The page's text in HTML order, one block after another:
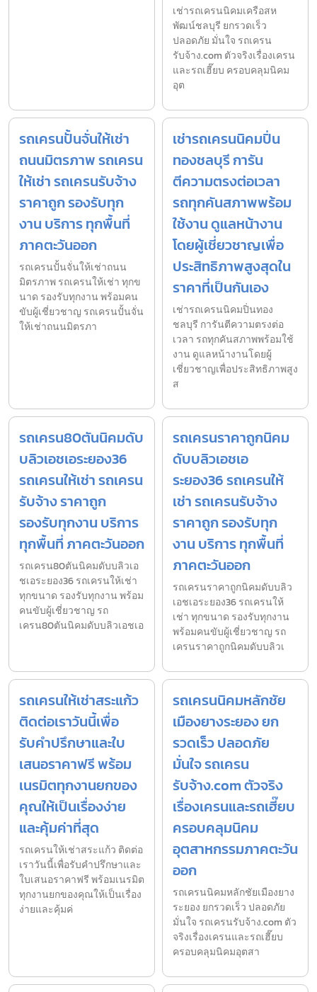
เช่ารถเครนนิคมเครือสห
พัฒน์ชลบุรี ยกรวดเร็ว
ปลอดภัย มั่นใจ รถเครน
รับจ้าง.com ตัวจริงเรื่องเครน
และรถเฮี๊ยบ ครอบคลุมนิคม
อุต
รถเครนปั้นจั่นให้เช่า
ถนนมิตรภาพ รถเครน
ให้เช่า รถเครนรับจ้าง
ราคาถูก รองรับทุก
งาน บริการ ทุกพื้นที่
ภาคตะวันออก
รถเครนปั้นจั่นให้เช่าถนน
มิตรภาพ รถเครนให้เช่า ทุกข
นาด รองรับทุกงาน พร้อมคน
ขับผู้เชี่ยวชาญ รถเครนปั้นจั่น
ให้เช่าถนนมิตรภา
เช่ารถเครนนิคมปิ่น
ทองชลบุรี การัน
ตีความตรงต่อเวลา
รถทุกคันสภาพพร้อม
ใช้งาน ดูแลหน้างาน
โดยผู้เชี่ยวชาญเพื่อ
ประสิทธิภาพสูงสุดใน
ราคาที่เป็นกันเอง
เช่ารถเครนนิคมปิ่นทอง
ชลบุรี การันตีความตรงต่อ
เวลา รถทุกคันสภาพพร้อมใช้
งาน ดูแลหน้างานโดยผู้
เชี่ยวชาญเพื่อประสิทธิภาพสูง
ส
รถเครน80ตันนิคมดับ
บลิวเอชเอระยอง36
รถเครนให้เช่า รถเครน
รับจ้าง ราคาถูก
รองรับทุกงาน บริการ
ทุกพื้นที่ ภาคตะวันออก
รถเครน80ตันนิคมดับบลิวเอ
ชเอระยอง36 รถเครนให้เช่า
ทุกขนาด รองรับทุกงาน พร้อม
คนขับผู้เชี่ยวชาญ รถ
เครน80ตันนิคมดับบลิวเอชเอ
รถเครนราคาถูกนิคม
ดับบลิวเอชเอ
ระยอง36 รถเครนให้
เช่า รถเครนรับจ้าง
ราคาถูก รองรับทุก
งาน บริการ ทุกพื้นที่
ภาคตะวันออก
รถเครนราคาถูกนิคมดับบลิว
เอชเอระยอง36 รถเครนให้
เช่า ทุกขนาด รองรับทุกงาน
พร้อมคนขับผู้เชี่ยวชาญ รถ
เครนราคาถูกนิคมดับบลิวเ
รถเครนให้เช่าสระแก้ว
ติดต่อเราวันนี้เพื่อ
รับคำปรึกษาและใบ
เสนอราคาฟรี พร้อม
เนรมิตทุกงานยกของ
คุณให้เป็นเรื่องง่าย
และคุ้มค่าที่สุด
รถเครนให้เช่าสระแก้ว ติดต่อ
เราวันนี้เพื่อรับคำปรึกษาและ
ใบเสนอราคาฟรี พร้อมเนรมิต
ทุกงานยกของคุณให้เป็นเรื่อง
ง่ายและคุ้มค่
รถเครนนิคมหลักชัย
เมืองยางระยอง ยก
รวดเร็ว ปลอดภัย
มั่นใจ รถเครน
รับจ้าง.com ตัวจริง
เรื่องเครนและรถเฮี๊ยบ
ครอบคลุมนิคม
อุตสาหกรรมภาคตะวัน
ออก
รถเครนนิคมหลักชัยเมืองยาง
ระยอง ยกรวดเร็ว ปลอดภัย
มั่นใจ รถเครนรับจ้าง.com ตัว
จริงเรื่องเครนและรถเฮี๊ยบ
ครอบคลุมนิคมอุตสา